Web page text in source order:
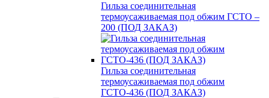
Гильза соединительная
термоусаживаемая под обжим ГСТО –
200 (ПОД ЗАКАЗ)
Гильза соединительная
термоусаживаемая под обжим
ГСТО-436 (ПОД ЗАКАЗ)